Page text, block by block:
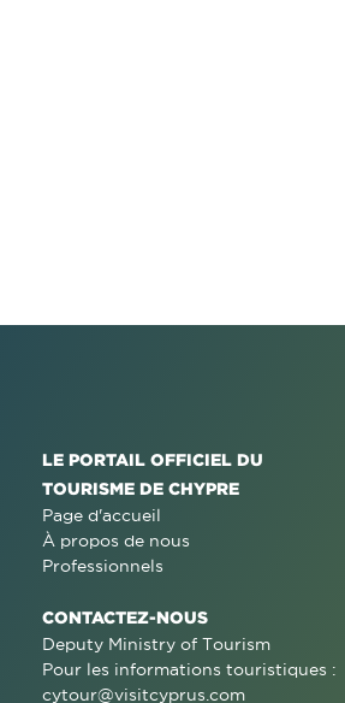
LE PORTAIL OFFICIEL DU
TOURISME DE CHYPRE
Page d'accueil
À propos de nous
Professionnels
CONTACTEZ-NOUS
Deputy Ministry of Tourism
Pour les informations touristiques :
cytour@visitcyprus.com